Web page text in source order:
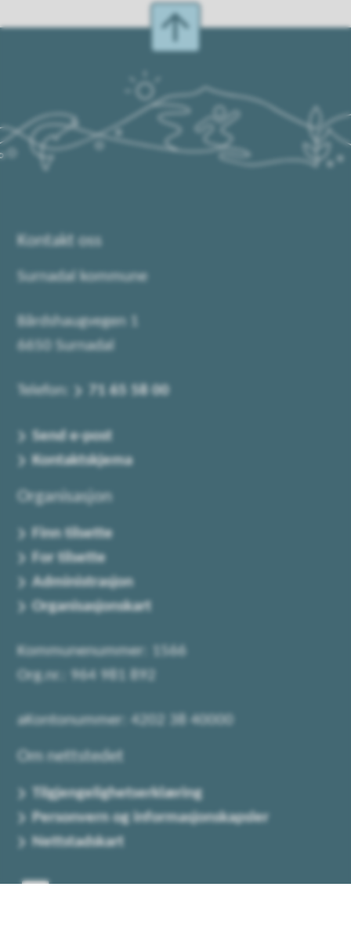
Kontakt oss
Surnadal kommune
Bårdshaugvegen 1
6650 Surnadal
Telefon: 71 65 58 00
Send e-post
Kontaktskjema
Organisasjon
Finn tilsette
For tilsette
Administrasjon
Organisasjonskart
Kommunenummer: 1566
Org.nr.: 964 981 892
aKontonummer: 4202 38 40000
Om nettstedet
Tilgjengelighetserklæring
Personvern og informasjonskapsler
Nettstadskart